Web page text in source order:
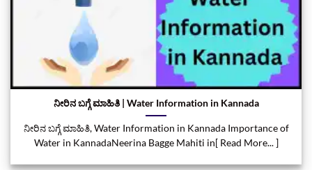
ನೀರಿನ ಬಗ್ಗೆ ಮಾಹಿತಿ | Water Information in Kannada
ನೀರಿನ ಬಗ್ಗೆ ಮಾಹಿತಿ, Water Information in Kannada Importance of
Water in KannadaNeerina Bagge Mahiti in[ Read More... ]